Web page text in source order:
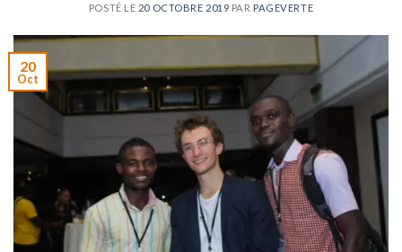
POSTÉ LE 20 OCTOBRE 2019 PAR PAGEVERTE
20
Oct